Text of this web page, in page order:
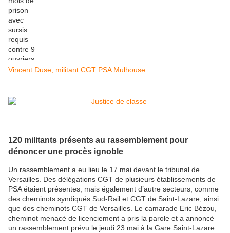
Vincent Duse, militant CGT PSA Mulhouse
120 militants présents au rassemblement pour
dénoncer une procès ignoble
Un rassemblement a eu lieu le 17 mai devant le tribunal de
Versailles. Des délégations CGT de plusieurs établissements de
PSA étaient présentes, mais également d’autre secteurs, comme
des cheminots syndiqués Sud-Rail et CGT de Saint-Lazare, ainsi
que des cheminots CGT de Versailles. Le camarade Eric Bézou,
cheminot menacé de licenciement a pris la parole et a annoncé
un rassemblement prévu le jeudi 23 mai à la Gare Saint-Lazare.